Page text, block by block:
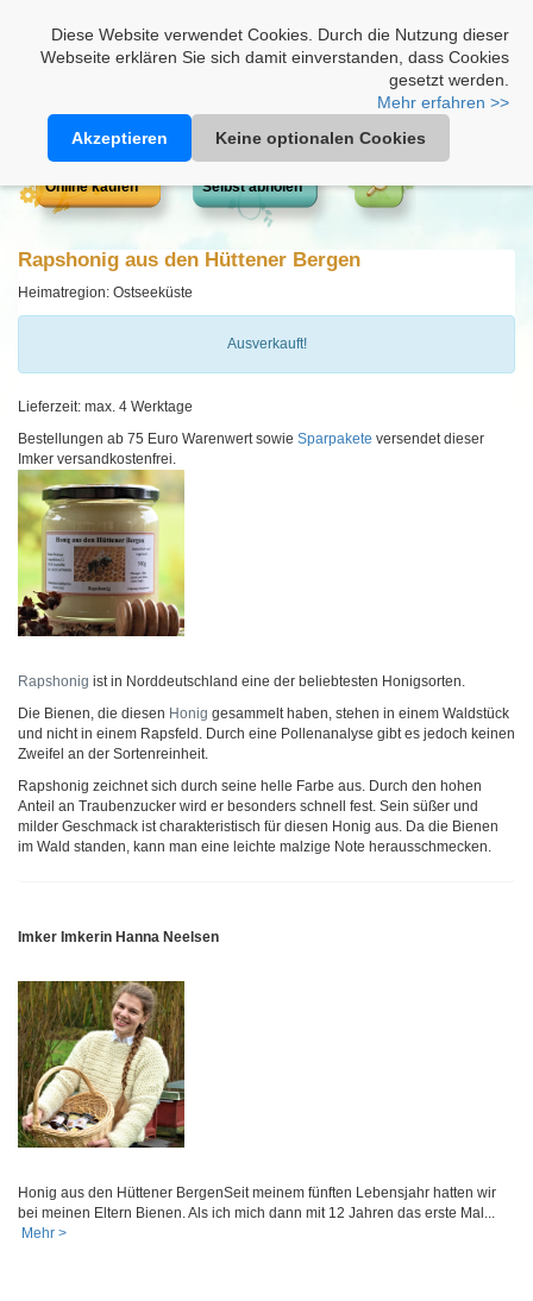
Diese Website verwendet Cookies. Durch die Nutzung dieser
Webseite erklären Sie sich damit einverstanden, dass Cookies
gesetzt werden.
Mehr erfahren >>
Akzeptieren
Keine optionalen Cookies
Online kaufen Selbst abholen
Rapshonig aus den Hüttener Bergen
Heimatregion: Ostseeküste
Ausverkauft!
Lieferzeit: max. 4 Werktage
Bestellungen ab 75 Euro Warenwert sowie Sparpakete versendet dieser
Imker versandkostenfrei.
Rapshonig ist in Norddeutschland eine der beliebtesten Honigsorten.
Die Bienen, die diesen Honig gesammelt haben, stehen in einem Waldstück
und nicht in einem Rapsfeld. Durch eine Pollenanalyse gibt es jedoch keinen
Zweifel an der Sortenreinheit.
Rapshonig zeichnet sich durch seine helle Farbe aus. Durch den hohen
Anteil an Traubenzucker wird er besonders schnell fest. Sein süßer und
milder Geschmack ist charakteristisch für diesen Honig aus. Da die Bienen
im Wald standen, kann man eine leichte malzige Note herausschmecken.
Imker Imkerin Hanna Neelsen
Honig aus den Hüttener BergenSeit meinem fünften Lebensjahr hatten wir
bei meinen Eltern Bienen. Als ich mich dann mit 12 Jahren das erste Mal...
Mehr >